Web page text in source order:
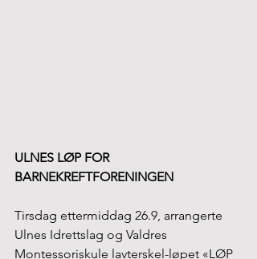
ULNES LØP FOR
BARNEKREFTFORENINGEN
Tirsdag ettermiddag 26.9, arrangerte
Ulnes Idrettslag og Valdres
Montessoriskule lavterskel-løpet «LØP